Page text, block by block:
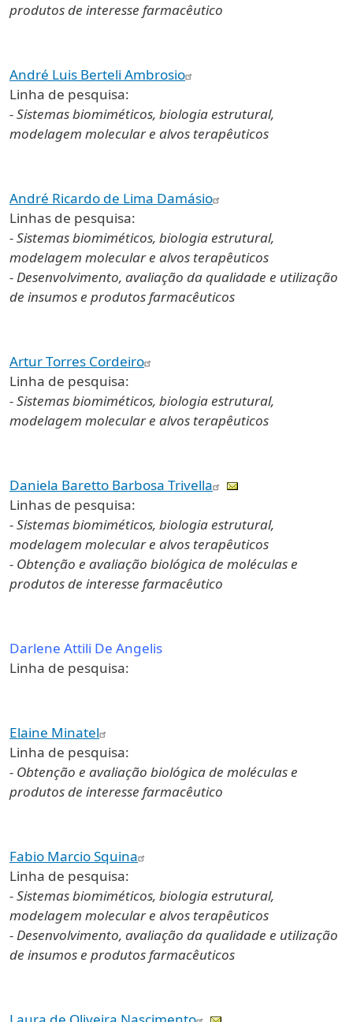
produtos de interesse farmacêutico
André Luis Berteli Ambrosio
Linha de pesquisa:
- Sistemas biomiméticos, biologia estrutural,
modelagem molecular e alvos terapêuticos
André Ricardo de Lima Damásio
Linhas de pesquisa:
- Sistemas biomiméticos, biologia estrutural,
modelagem molecular e alvos terapêuticos
- Desenvolvimento, avaliação da qualidade e utilização
de insumos e produtos farmacêuticos
Artur Torres Cordeiro
Linha de pesquisa:
- Sistemas biomiméticos, biologia estrutural,
modelagem molecular e alvos terapêuticos
Daniela Baretto Barbosa Trivella
Linhas de pesquisa:
- Sistemas biomiméticos, biologia estrutural,
modelagem molecular e alvos terapêuticos
- Obtenção e avaliação biológica de moléculas e
produtos de interesse farmacêutico
Darlene Attili De Angelis
Linha de pesquisa:
Elaine Minatel
Linha de pesquisa:
- Obtenção e avaliação biológica de moléculas e
produtos de interesse farmacêutico
Fabio Marcio Squina
Linha de pesquisa:
- Sistemas biomiméticos, biologia estrutural,
modelagem molecular e alvos terapêuticos
- Desenvolvimento, avaliação da qualidade e utilização
de insumos e produtos farmacêuticos